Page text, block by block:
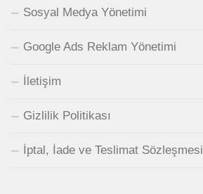
Sosyal Medya Yönetimi
Google Ads Reklam Yönetimi
İletişim
Gizlilik Politikası
İptal, İade ve Teslimat Sözleşmesi